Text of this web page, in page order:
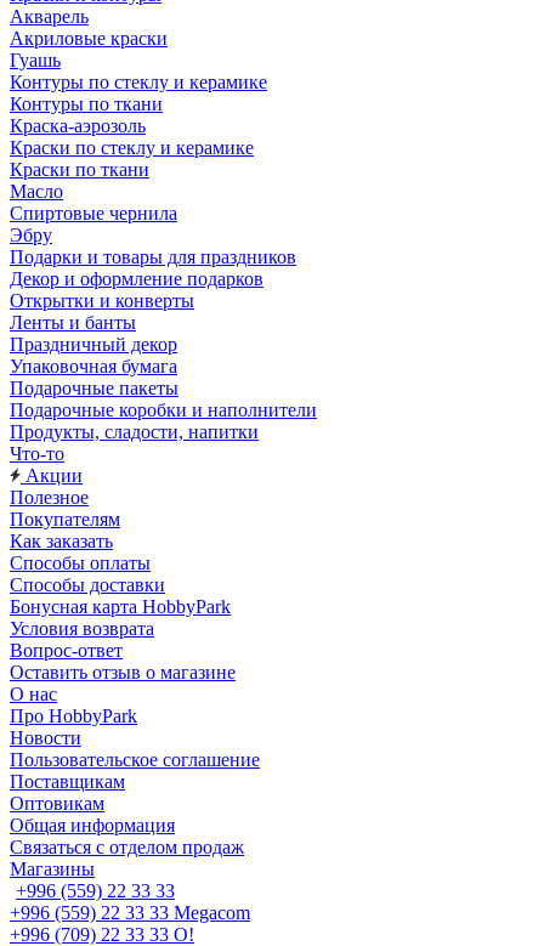
Акварель
Акриловые краски
Гуашь
Контуры по стеклу и керамике
Контуры по ткани
Краска-аэрозоль
Краски по стеклу и керамике
Краски по ткани
Масло
Спиртовые чернила
Эбру
Подарки и товары для праздников
Декор и оформление подарков
Открытки и конверты
Ленты и банты
Праздничный декор
Упаковочная бумага
Подарочные пакеты
Подарочные коробки и наполнители
Продукты, сладости, напитки
Что-то
Акции
Полезное
Покупателям
Как заказать
Способы оплаты
Способы доставки
Бонусная карта HobbyPark
Условия возврата
Вопрос-ответ
Оставить отзыв о магазине
О нас
Про HobbyPark
Новости
Пользовательское соглашение
Поставщикам
Оптовикам
Общая информация
Связаться с отделом продаж
Магазины
+996 (559) 22 33 33
+996 (559) 22 33 33 Megacom
+996 (709) 22 33 33 O!